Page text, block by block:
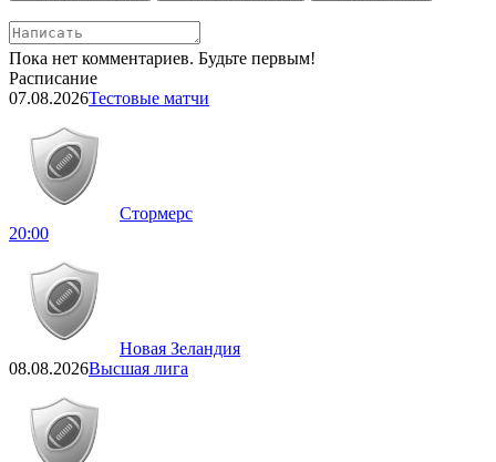
Пока нет комментариев. Будьте первым!
Расписание
07.08.2026Тестовые матчи
Стормерс
20:00
Новая Зеландия
08.08.2026Высшая лига